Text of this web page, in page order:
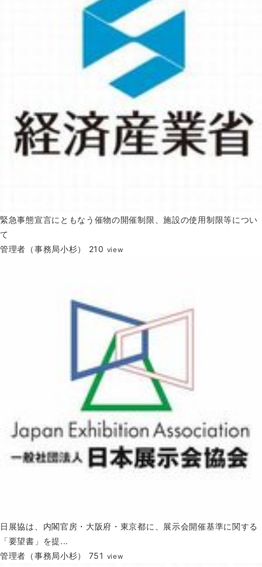
緊急事態宣言にともなう催物の開催制限、施設の使用制限等につい
て
管理者（事務局小杉）
210 view
日展協は、内閣官房・大阪府・東京都に、展示会開催基準に関する
「要望書」を提...
管理者（事務局小杉）
751 view